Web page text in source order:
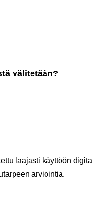
vä­li­te­tään?
laa­jas­ti käyt­töön
ar­vioin­tia.